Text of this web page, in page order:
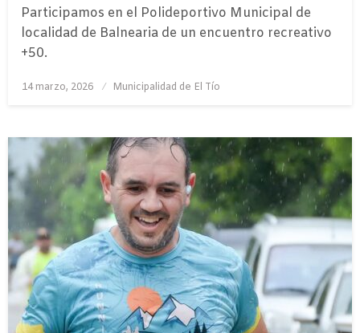
Participamos en el Polideportivo Municipal de
localidad de Balnearia de un encuentro recreativo
+50.
Publicado
14 marzo, 2026 Municipalidad de El Tío